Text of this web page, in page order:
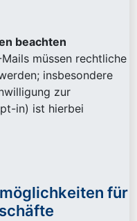
beachten
müssen rechtliche
insbesondere
zur
in) ist hierbei
für